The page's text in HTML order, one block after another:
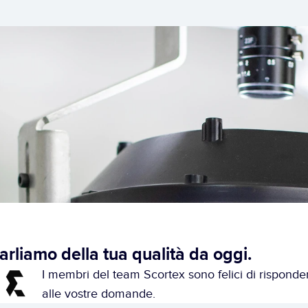
della tua qualità da oggi.
I membri del team Scortex sono felici di
alle vostre domande.